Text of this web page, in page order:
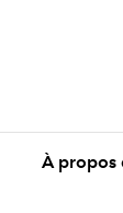
À propos